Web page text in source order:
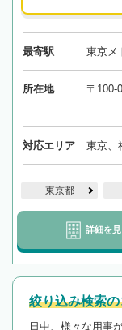
最寄駅 東京メ
所在地 〒100-
対応エリア 東京、
東京都
詳細を見
絞り込み検索
日中、様々な用事